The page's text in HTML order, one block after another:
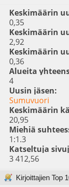
Keskimäärin
0,35
Keskimäärin
2,92
Keskimäärin
0,36
Alueita
4
Uusin jäsen:
Sumuvuori
Keskimäärin
20,95
Miehiä
1:1.3
Katseltuja
3 412,56
Kirjoittajien Top